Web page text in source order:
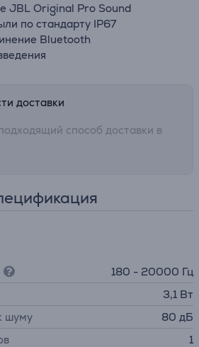
JBL Original Pro Sound
по стандарту IP67
Bluetooth
доставки
способ доставки в
180 - 20000 Гц
3,1 Вт
шуму
80 дБ
1